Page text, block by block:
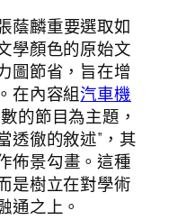
蔭麟重要選取如
學顏色的原始文
圖節省，旨在增
在內容組汽車機
的節目為主題，
透徹的敘述”，其
佈景勾畫。這種
是樹立在對學術
通之上。